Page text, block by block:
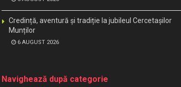
Credință, aventură și tradiție la jubileul Cercetașilor
Munților
6 AUGUST 2026
Navighează după categorie